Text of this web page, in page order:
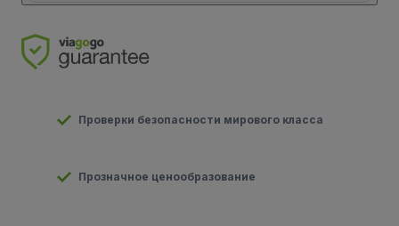
Проверки безопасности мирового класса
Прозначное ценообразование